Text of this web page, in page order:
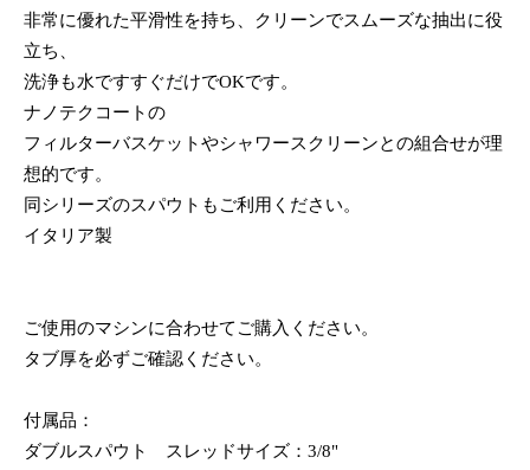
非常に優れた平滑性を持ち、クリーンでスムーズな抽出に役
立ち、
洗浄も水ですすぐだけでOKです。
ナノテクコートの
フィルターバスケットやシャワースクリーンとの組合せが理
想的です。
同シリーズのスパウトもご利用ください。
イタリア製
ご使用のマシンに合わせてご購入ください。
タブ厚を必ずご確認ください。
付属品：
ダブルスパウト スレッドサイズ：3/8"